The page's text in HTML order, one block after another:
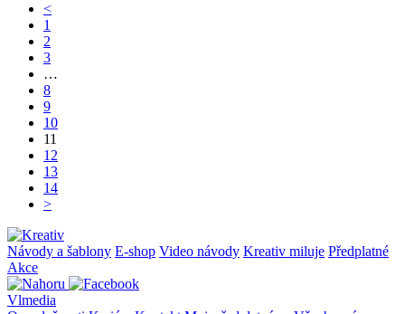
<
1
2
3
…
8
9
10
11
12
13
14
>
Návody a šablony E-shop Video návody Kreativ miluje Předplatné
Akce
Vlmedia